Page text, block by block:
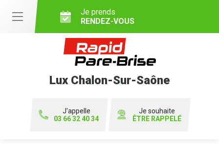
Je prends
RENDEZ-VOUS
Lux Chalon-Sur-Saône
J'appelle
03 66 32 40 34
Je souhaite
ÊTRE RAPPELÉ